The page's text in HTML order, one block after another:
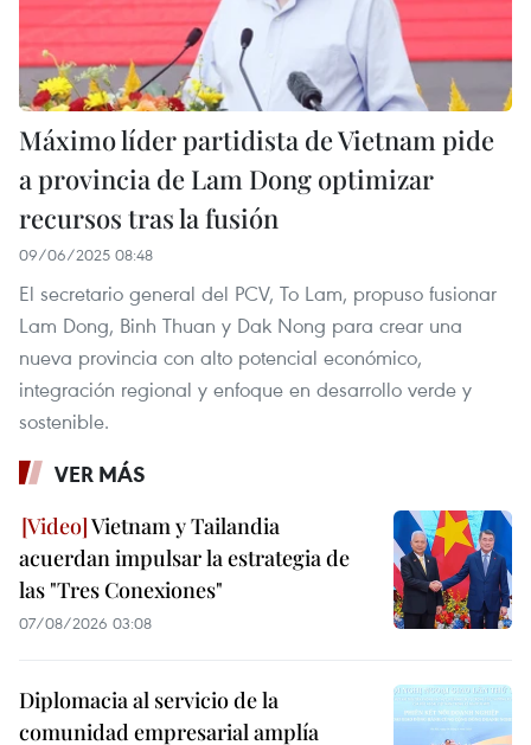
Máximo líder partidista de Vietnam pide
a provincia de Lam Dong optimizar
recursos tras la fusión
09/06/2025 08:48
El secretario general del PCV, To Lam, propuso fusionar
Lam Dong, Binh Thuan y Dak Nong para crear una
nueva provincia con alto potencial económico,
integración regional y enfoque en desarrollo verde y
sostenible.
VER MÁS
Vietnam y Tailandia
acuerdan impulsar la estrategia de
las "Tres Conexiones"
07/08/2026 03:08
Diplomacia al servicio de la
comunidad empresarial amplía